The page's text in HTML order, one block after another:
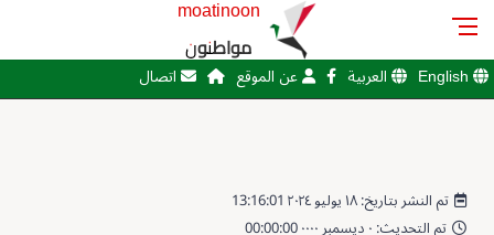
moatinoon
مواطنون
English العربية عن الموقع اتصال
تم النشر بتاريخ: ١٨ يوليو ٢٠٢٤ 13:16:01
تم التحديث: ٠ ديسمبر ٠٠٠٠ 00:00:00